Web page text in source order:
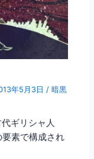
年5月3日 /暗黒
ギリシャ人
素で構成され